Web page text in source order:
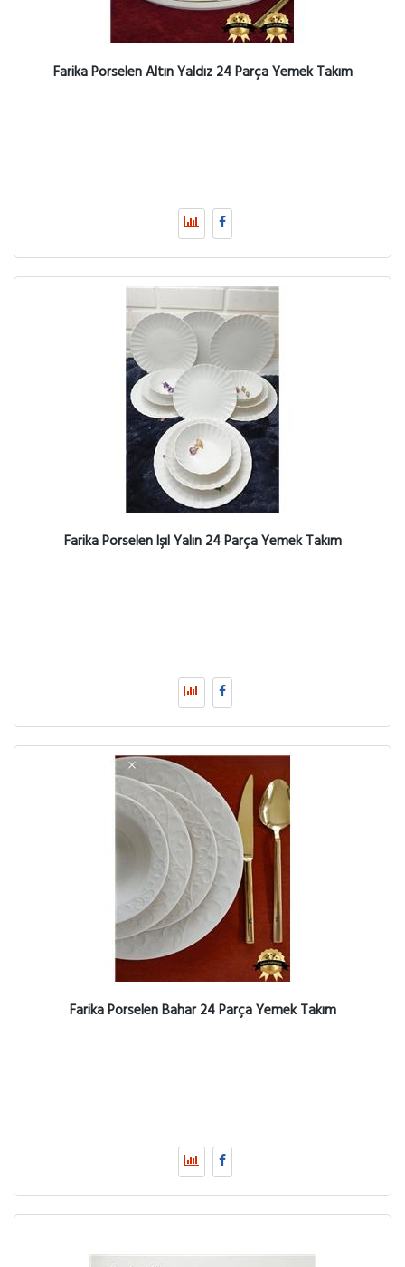
Farika Porselen Altın Yaldız 24 Parça Yemek Takım
Farika Porselen Işıl Yalın 24 Parça Yemek Takım
Farika Porselen Bahar 24 Parça Yemek Takım